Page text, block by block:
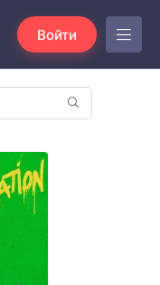
Войти